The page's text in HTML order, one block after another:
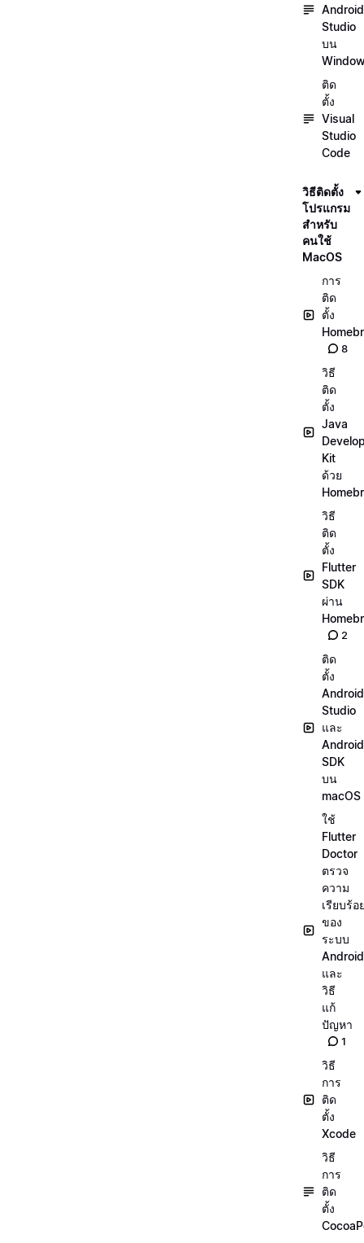
Android
Studio
บน
ติด
ตั้ง
Visual
Studio
Code
วิธีติดตั้ง
โปรแกรม
สำหรับ
คนใช้
MacOS
การ
ติด
ตั้ง
8
วิธี
ติด
ตั้ง
Java
Kit
ด้วย
วิธี
ติด
ตั้ง
Flutter
SDK
ผ่าน
2
ติด
ตั้ง
Android
Studio
และ
Android
SDK
บน
macOS
ใช้
Flutter
Doctor
ตรวจ
ความ
เรียบร้อ
ของ
ระบบ
Android
และ
วิธี
แก้
ปัญหา
1
วิธี
การ
ติด
ตั้ง
Xcode
วิธี
การ
ติด
ตั้ง